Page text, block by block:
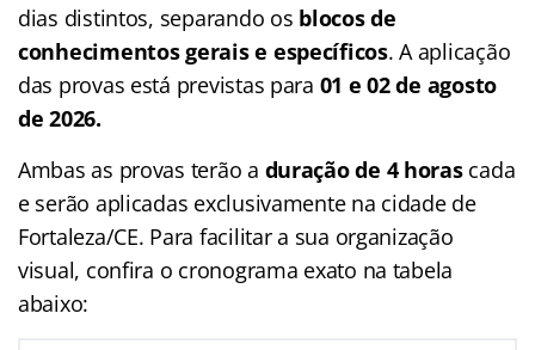
dias distintos, separando os blocos de
conhecimentos gerais e específicos. A aplicação
das provas está previstas para 01 e 02 de agosto
de 2026.
Ambas as provas terão a duração de 4 horascada
e serão aplicadas exclusivamente na cidade de
Fortaleza/CE. Para facilitar a sua organização
visual, confira o cronograma exato na tabela
abaixo: